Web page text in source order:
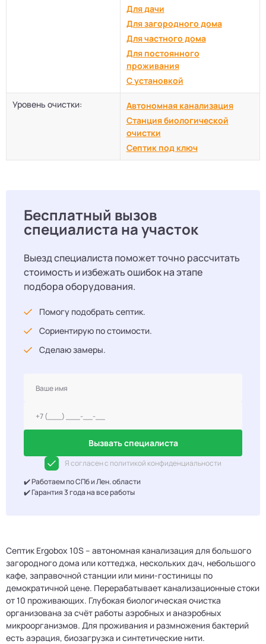
Для дачи
Для загородного дома
Для частного дома
Для постоянного
проживания
С установкой
Уровень очистки:
Автономная канализация
Станция биологической
очистки
Септик под ключ
Бесплатный вызов
специалиста на участок
Выезд специалиста поможет точно рассчитать
стоимость и избежать ошибок на этапе
подбора оборудования.
Помогу подобрать септик.
Сориентирую по стоимости.
Сделаю замеры.
Вызвать специалиста
Я согласен с политикой конфиденциальности
✔️ Работаем по СПб и Лен. области
✔️ Гарантия 3 года на все работы
Септик Ergobox 10S – автономная канализация для большого
загородного дома или коттеджа, нескольких дач, небольшого
кафе, заправочной станции или мини-гостиницы по
демократичной цене. Перерабатывает канализационные стоки
от 10 проживающих. Глубокая биологическая очистка
организована за счёт работы аэробных и анаэробных
микроорганизмов. Для проживания и размножения бактерий
есть аэрация, биозагрузка и синтетические нити.